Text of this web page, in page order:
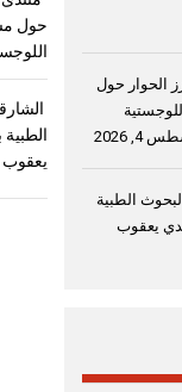
حول
يعقوب
للاستثمار 2026” يعزز الحوار حول
4, 2026
الطبية
يعقوب